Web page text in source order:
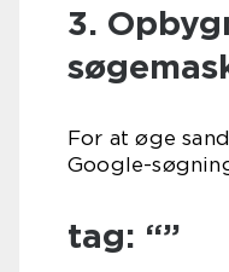
3.
For at øge
Google-
tag: “”